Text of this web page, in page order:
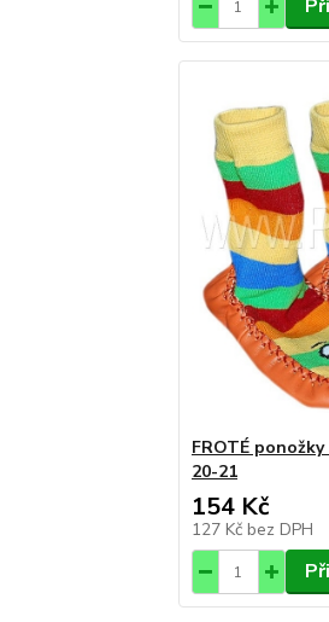
FROTÉ
20-21
154 Kč
127 Kč bez DPH